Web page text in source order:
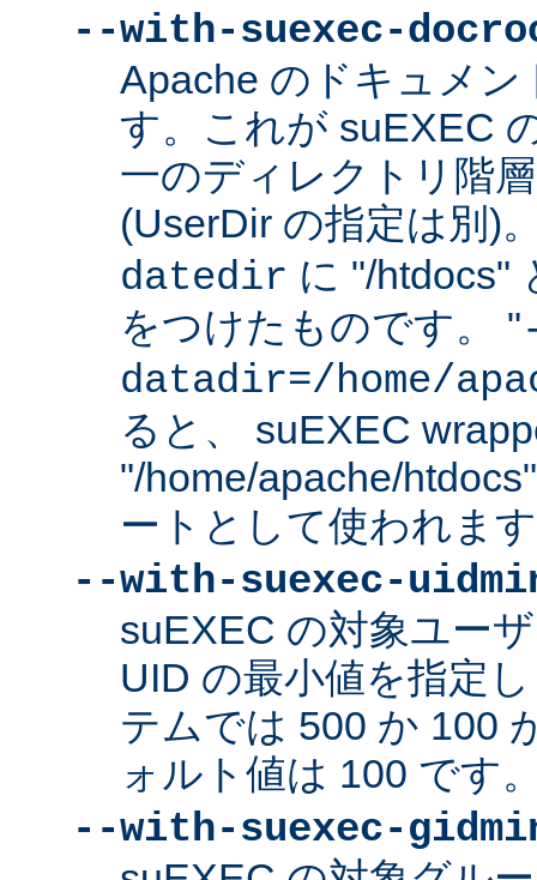
--with-suexec-
Apache のドキュメ
す。これが suEXEC
一のディレクトリ階
(UserDir の指定は別)
datedir に "/htdocs"
をつけたものです。 "
datadir=/home/
ると、 suEXEC
"/home/apache/
ートとして使われま
--with-suexec-
suEXEC の対象ユー
UID の最小値を指定
テムでは 500 か 100
ォルト値は 100 です
--with-suexec-